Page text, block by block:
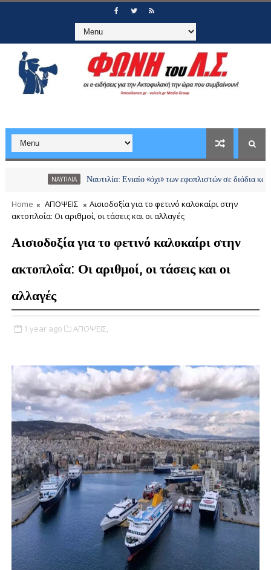
Ναυτιλία: Ενιαίο «όχι» των εφοπλιστών σε διόδια και χρεώσεις
Home ΑΠΟΨΕΙΣ
Αισιοδοξία για το φετινό καλοκαίρι στην
ακτοπλοΐα: Οι αριθμοί, οι τάσεις και οι αλλαγές
Αισιοδοξία για το φετινό καλοκαίρι στην
ακτοπλοΐα: Οι αριθμοί, οι τάσεις και οι
αλλαγές
1 year ago ΑΠΟΨΕΙΣ,